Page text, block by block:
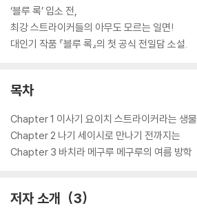
‘블루 록’ 입소 전,
최강 스트라이커들의 아무도 모르는 일면!
대인기 작품 『블루 록』의 첫 공식 전일담 소설.
목차
Chapter 1 이사기 요이치 스트라이커라는 생물
Chapter 2 나기 세이시로 만나기 전까지는
Chapter 3 바치라 메구루 메구루의 여름 방학
저자 소개 3